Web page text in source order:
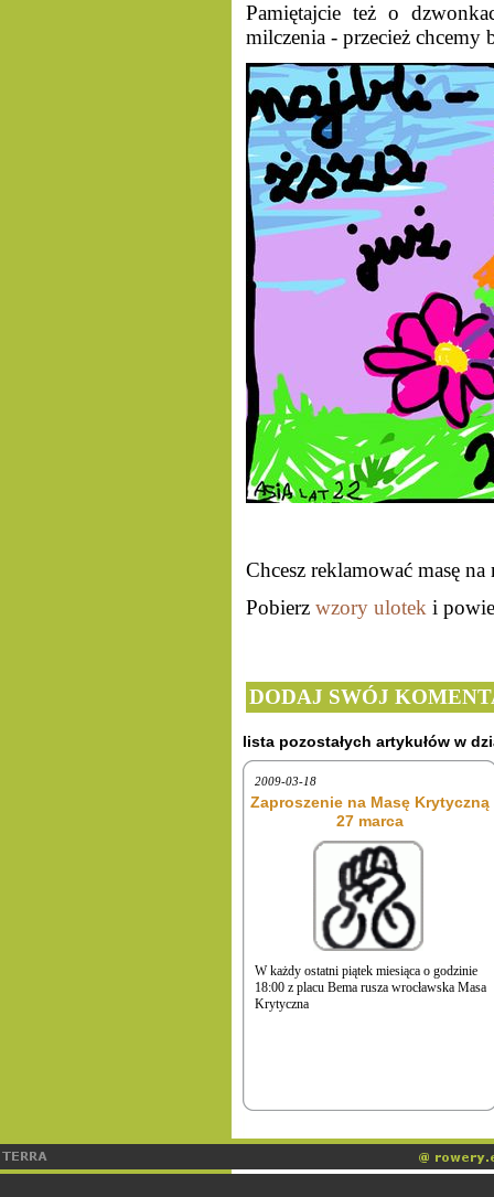
Pamiętajcie też o
milczenia - przecież chcemy
Chcesz reklamować masę na
Pobierz wzory ulotek i
DODAJ SWÓJ
lista pozostałych artykułów w
2009-03-18
Zaproszenie na Masę Krytyczną
27 marca
W każdy ostatni piątek miesiąca o godzinie
18:00 z placu Bema rusza wrocławska Masa
Krytyczna